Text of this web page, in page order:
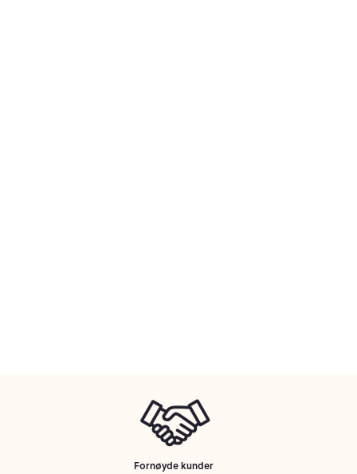
Fornøyde kunder